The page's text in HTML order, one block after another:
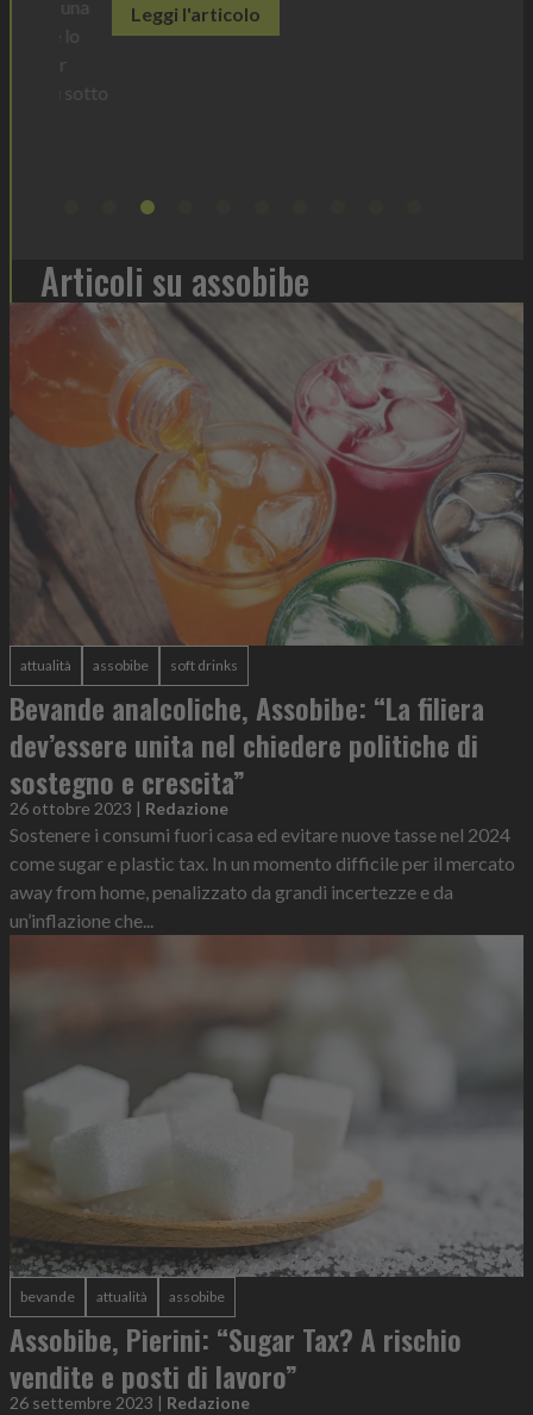
Leggi l'articolo
Articoli su assobibe
attualità assobibe soft drinks
Bevande analcoliche, Assobibe: “La filiera
dev’essere unita nel chiedere politiche di
sostegno e crescita”
26 ottobre 2023 | Redazione
Sostenere i consumi fuori casa ed evitare nuove tasse nel 2024
come sugar e plastic tax. In un momento difficile per il mercato
away from home, penalizzato da grandi incertezze e da
un’inflazione che...
bevande attualità assobibe
Assobibe, Pierini: “Sugar Tax? A rischio
vendite e posti di lavoro”
26 settembre 2023 | Redazione